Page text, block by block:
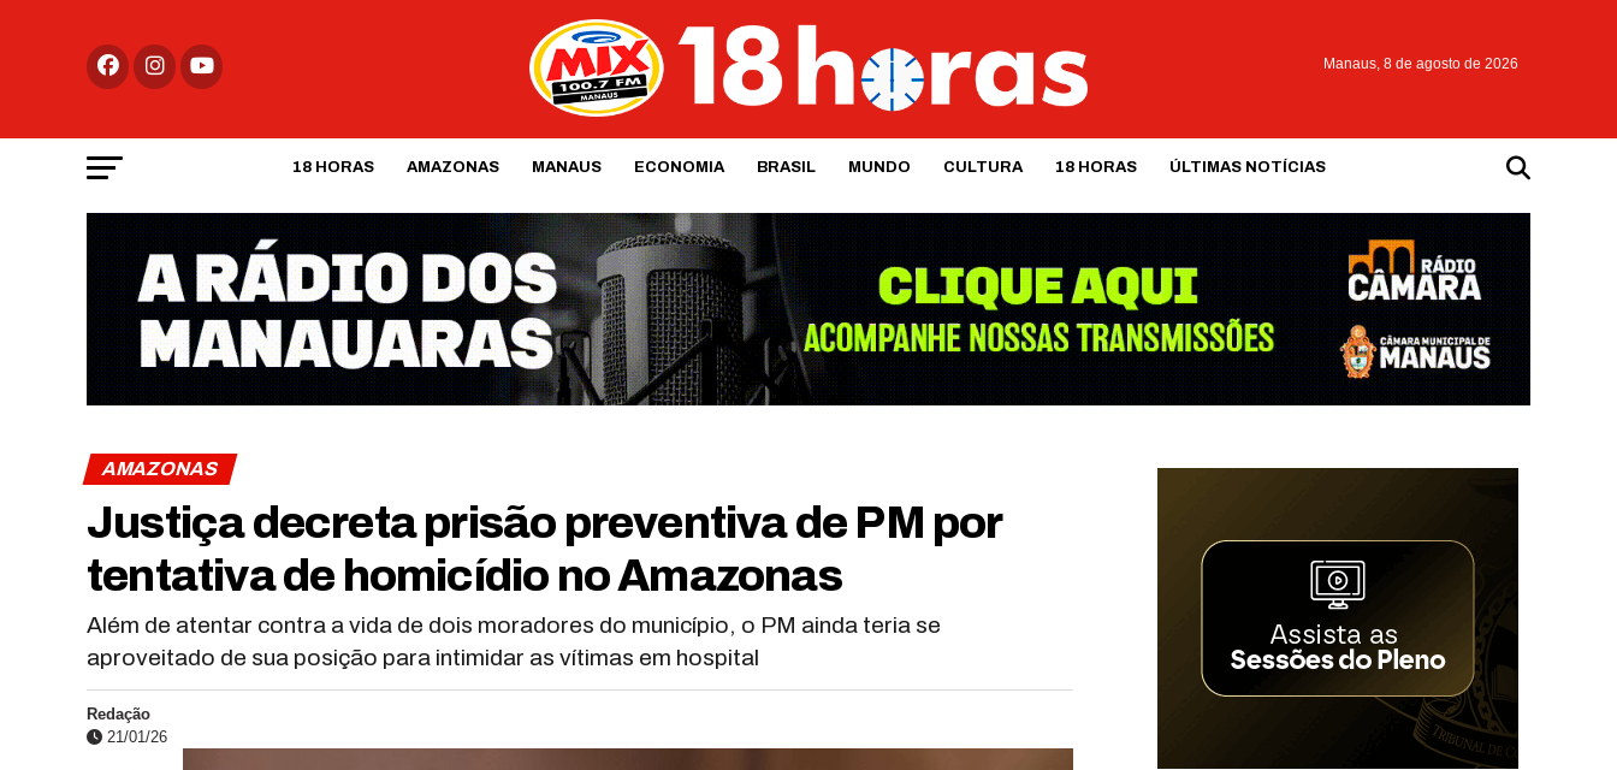
Manaus, 8 de agosto de 2026
18 HORAS AMAZONAS MANAUS ECONOMIA BRASIL MUNDO CULTURA 18 HORAS ÚLTIMAS NOTÍCIAS
AMAZONAS
Justiça decreta prisão preventiva de PM por
tentativa de homicídio no Amazonas
Além de atentar contra a vida de dois moradores do município, o PM ainda teria se
aproveitado de sua posição para intimidar as vítimas em hospital
Redação
21/01/26